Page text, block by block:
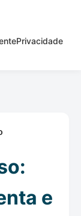
Privacidade
e